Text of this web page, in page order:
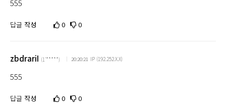
555
답글 작성 0 0
zbdrariI (1'*****) 20:20:21 IP (192.252.X.X)
555
답글 작성 0 0